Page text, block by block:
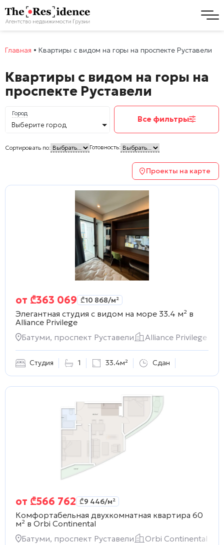
Главная • Квартиры с видом на горы на проспекте Руставели
Квартиры с видом на горы на
проспекте Руставели
Город
Выберите город
Все фильтры
Сортировать по: Готовность:
Проекты на карте
от ₾363 069 ₾10 868/м²
Элегантная студия с видом на море 33.4 м² в
Alliance Privilege
Батуми, проспект Руставели
Alliance Privilege
Студия 1 33.4м² Сдан
от ₾566 762 ₾9 446/м²
Комфортабельная двухкомнатная квартира 60
м² в Orbi Continental
Батуми, проспект Руставели
Orbi Continental